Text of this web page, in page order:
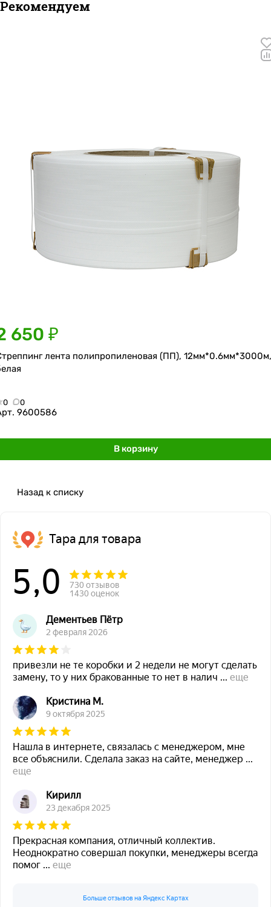
Рекомендуем
650 ₽
лента полипропиленовая (ПП), 12мм*0.6мм*3000м,
0 0
9600586
В корзину
Назад к списку
Тара для товара
5,0
730 отзывов
1430 оценок
Дементьев Пётр
2 февраля 2026
привезли не те коробки и 2 недели не могут сделать
замену, то у них бракованные то нет в налич ... еще
Кристина М.
9 октября 2025
Нашла в интернете, связалась с менеджером, мне
все объяснили. Сделала заказ на сайте, менеджер ...
еще
Кирилл
23 декабря 2025
Прекрасная компания, отличный коллектив.
Неоднократно совершал покупки, менеджеры всегда
помог ... еще
Больше отзывов на Яндекс Картах